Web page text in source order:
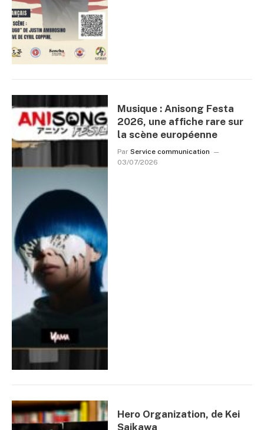
Musique : Anisong Festa
2026, une affiche rare sur
la scène européenne
Par Service communication
03/07/2026
Hero Organization, de Kei
Saikawa